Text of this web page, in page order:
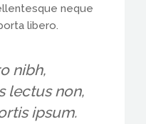
neque
libero.
nibh,
lectus non,
ipsum.